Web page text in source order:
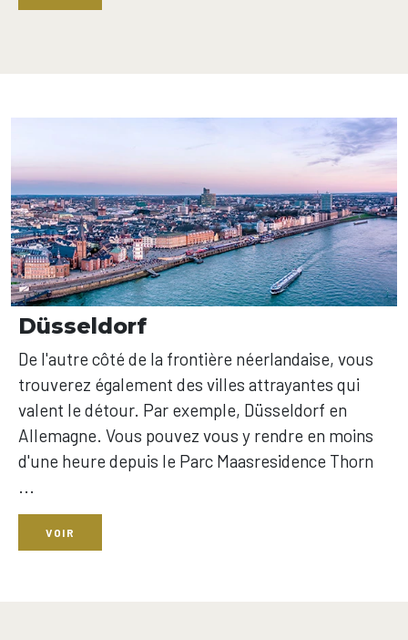
Düsseldorf
De l'autre côté de la frontière néerlandaise, vous
trouverez également des villes attrayantes qui
valent le détour. Par exemple, Düsseldorf en
Allemagne. Vous pouvez vous y rendre en moins
d'une heure depuis le Parc Maasresidence Thorn
...
VOIR